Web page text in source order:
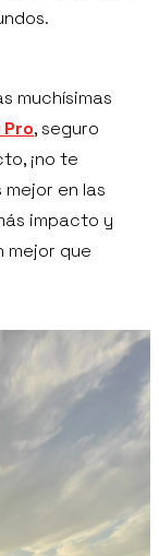
muchísimas
Pro, seguro
¡no te
en las
impacto y
mejor que